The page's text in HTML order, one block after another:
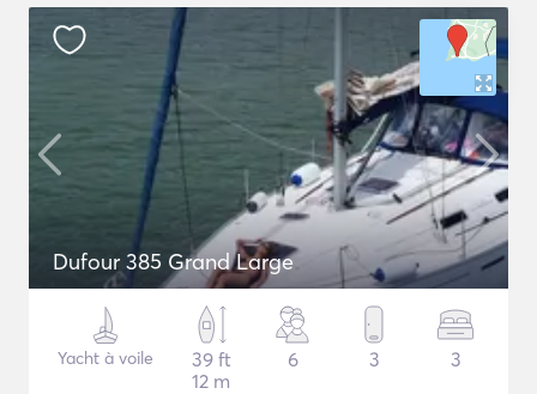
Dufour 385 Grand Large
Yacht à voile
39 ft
12 m
6 3 3